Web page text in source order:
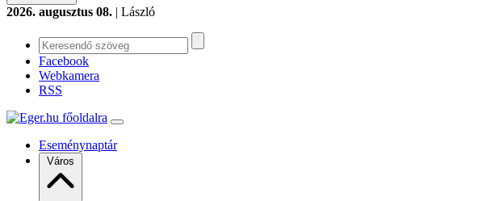
2026. augusztus 08. | László
Facebook
Webkamera
RSS
Eseménynaptár
Város